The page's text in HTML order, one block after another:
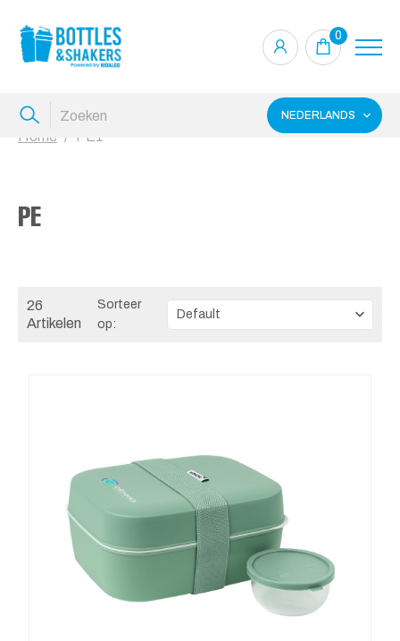
0
NEDERLANDS
Home PE1
PE
26
Artikelen
Sorteer
op: